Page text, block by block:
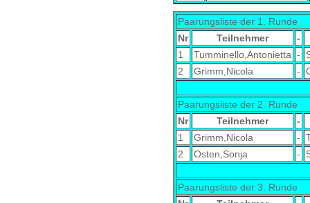
Paarungsliste der 1. Runde
Nr
Teilnehmer
-
1
Tumminello,Antonietta -
2
Grimm,Nicola -
Paarungsliste der 2. Runde
Nr
Teilnehmer
-
1
Grimm,Nicola -
2
Osten,Sonja -
Paarungsliste der 3. Runde